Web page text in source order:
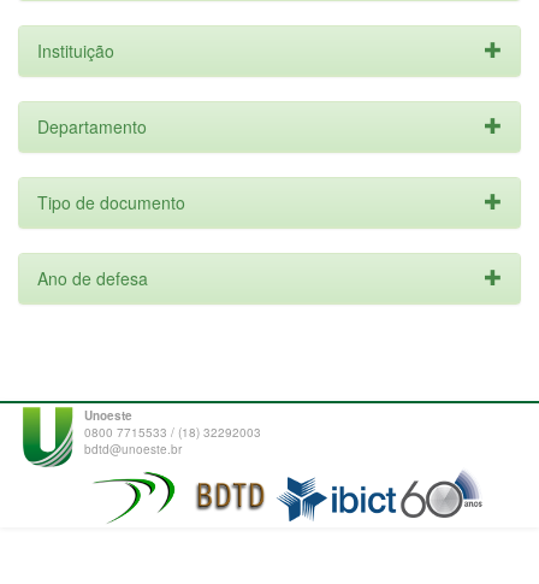
Instituição
Departamento
Tipo de documento
Ano de defesa
Unoeste
0800 7715533 / (18) 32292003
bdtd@unoeste.br